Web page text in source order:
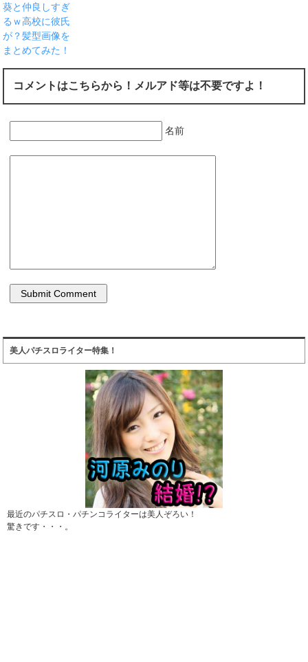
葵と仲良しすぎ
るｗ高校に彼氏
が？髪型画像を
まとめてみた！
コメントはこちらから！メルアド等は不要ですよ！
名前
美人パチスロライター特集！
最近のパチスロ・パチンコライターは美人ぞろい！
驚きです・・・。